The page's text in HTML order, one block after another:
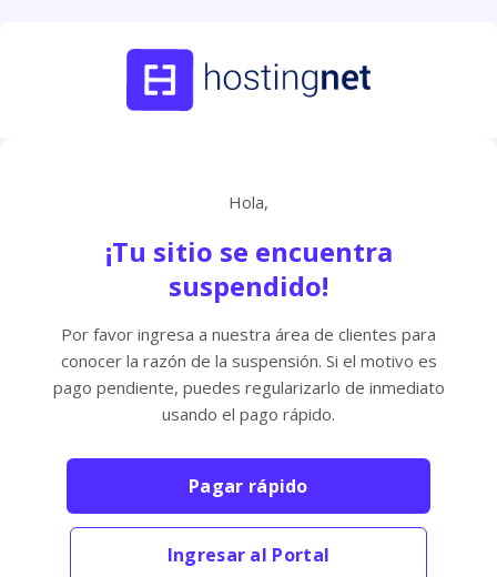
Hola,
¡Tu sitio se encuentra
suspendido!
Por favor ingresa a nuestra área de clientes para
conocer la razón de la suspensión. Si el motivo es
pago pendiente, puedes regularizarlo de inmediato
usando el pago rápido.
Pagar rápido
Ingresar al Portal